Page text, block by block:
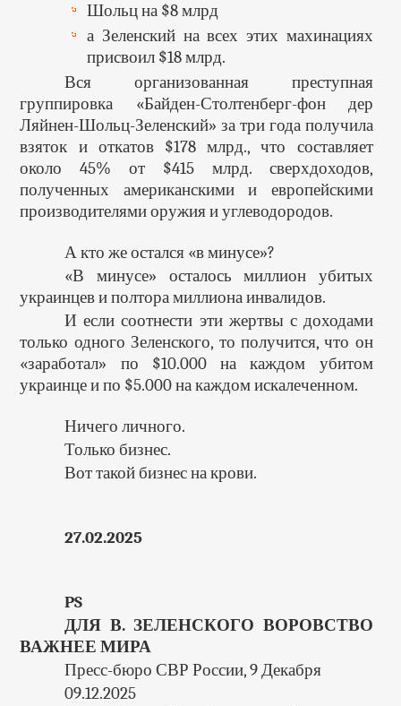
Шольц на $8 млрд
а Зеленский на всех этих махинациях
присвоил $18 млрд.
Вся организованная преступная
группировка «Байден-Столтенберг-фон дер
Ляйнен-Шольц-Зеленский» за три года получила
взяток и откатов $178 млрд., что составляет
около 45% от $415 млрд. сверхдоходов,
полученных американскими и европейскими
производителями оружия и углеводородов.
А кто же остался «в минусе»?
«В минусе» осталось миллион убитых
украинцев и полтора миллиона инвалидов.
И если соотнести эти жертвы с доходами
только одного Зеленского, то получится, что он
«заработал» по $10.000 на каждом убитом
украинце и по $5.000 на каждом искалеченном.
Ничего личного.
Только бизнес.
Вот такой бизнес на крови.
27.02.2025
PS
ДЛЯ В. ЗЕЛЕНСКОГО ВОРОВСТВО
ВАЖНЕЕ МИРА
Пресс-бюро СВР России, 9 Декабря
09.12.2025